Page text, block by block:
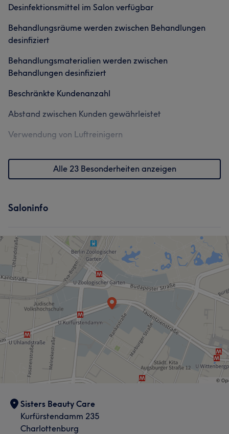
Haarentfernung
Was unsere Kunden über Füsun sagen
Professionell Kompetent 50 Herzlich
Gründlich 38
Desinfektionsmittel im Salon verfügbar
Behandlungsräume werden zwischen Behandlungen
desinfiziert
Behandlungsmaterialien werden zwischen
Behandlungen desinfiziert
Beschränkte Kundenanzahl
Abstand zwischen Kunden gewährleistet
Verwendung von Luftreinigern
Alle 23 Besonderheiten anzeigen
Saloninfo
Sisters Beauty Care
Kurfürstendamm 235
Charlottenburg